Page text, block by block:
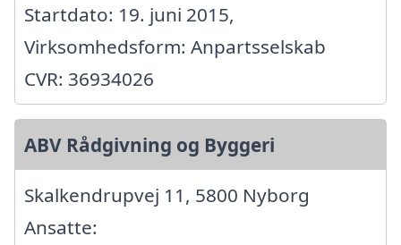
Startdato: 19. juni 2015,
Virksomhedsform: Anpartsselskab
CVR: 36934026
ABV Rådgivning og Byggeri
Skalkendrupvej 11, 5800 Nyborg
Ansatte: